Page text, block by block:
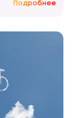
Подробнее